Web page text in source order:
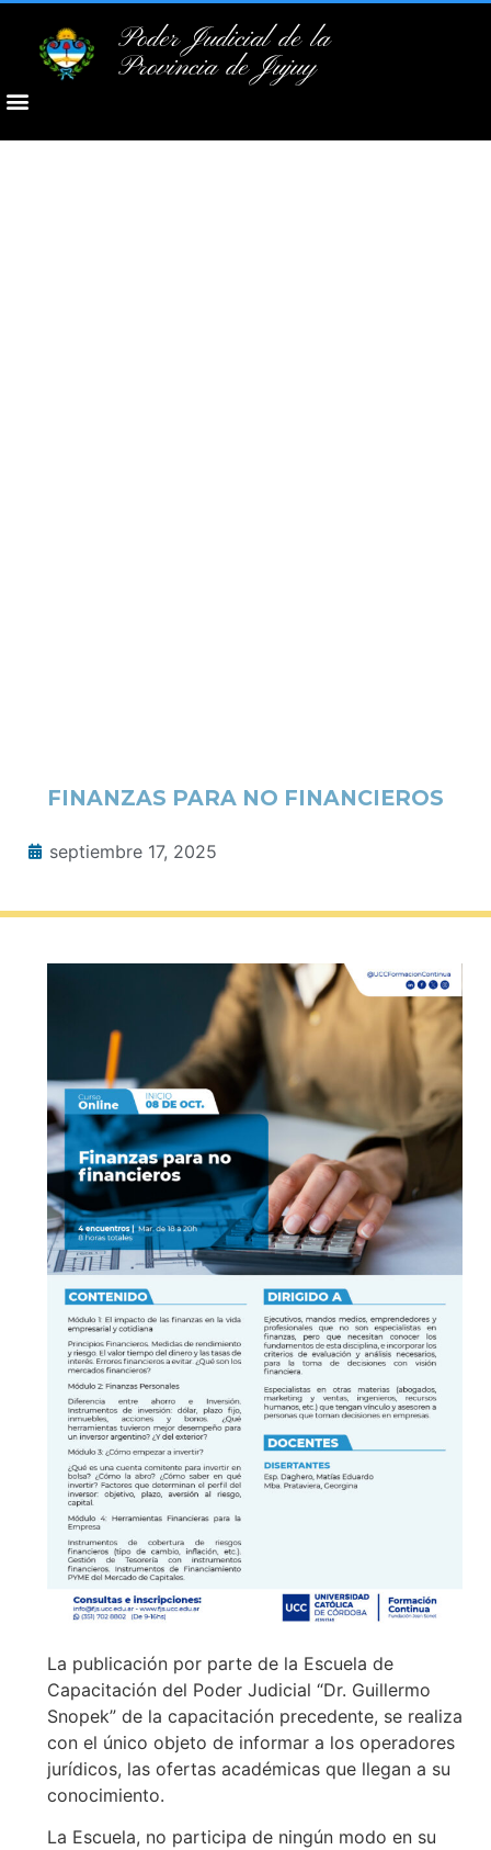
Poder Judicial de la
Provincia de Jujuy
FINANZAS PARA NO FINANCIEROS
septiembre 17, 2025
La publicación por parte de la Escuela de
Capacitación del Poder Judicial “Dr. Guillermo
Snopek” de la capacitación precedente, se realiza
con el único objeto de informar a los operadores
jurídicos, las ofertas académicas que llegan a su
conocimiento.
La Escuela, no participa de ningún modo en su